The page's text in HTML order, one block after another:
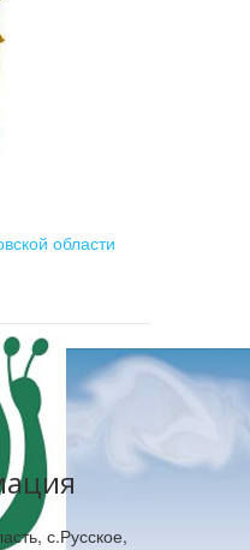
области
с.Русское,